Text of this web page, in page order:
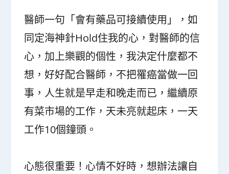
醫師一句「會有藥品可接續使用」，如
同定海神針Hold住我的心，對醫師的信
心，加上樂觀的個性，我決定什麼都不
想，好好配合醫師，不把罹癌當做一回
事，人生就是早走和晚走而已，繼續原
有菜市場的工作，天未亮就起床，一天
工作10個鐘頭。
心態很重要！心情不好時，想辦法讓自